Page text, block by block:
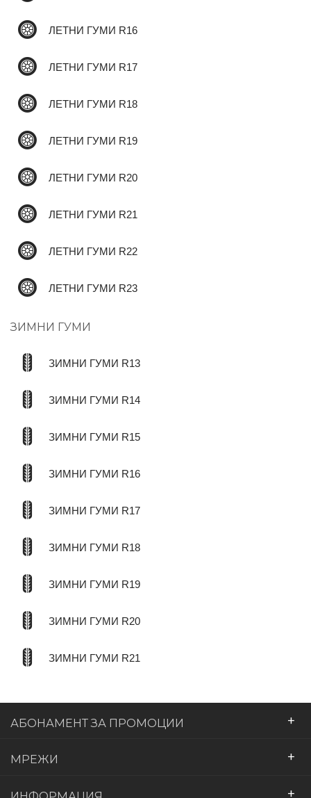
ЛЕТНИ ГУМИ R16
ЛЕТНИ ГУМИ R17
ЛЕТНИ ГУМИ R18
ЛЕТНИ ГУМИ R19
ЛЕТНИ ГУМИ R20
ЛЕТНИ ГУМИ R21
ЛЕТНИ ГУМИ R22
ЛЕТНИ ГУМИ R23
ЗИМНИ ГУМИ
ЗИМНИ ГУМИ R13
ЗИМНИ ГУМИ R14
ЗИМНИ ГУМИ R15
ЗИМНИ ГУМИ R16
ЗИМНИ ГУМИ R17
ЗИМНИ ГУМИ R18
ЗИМНИ ГУМИ R19
ЗИМНИ ГУМИ R20
ЗИМНИ ГУМИ R21
АБОНАМЕНТ ЗА ПРОМОЦИИ +
МРЕЖИ +
+